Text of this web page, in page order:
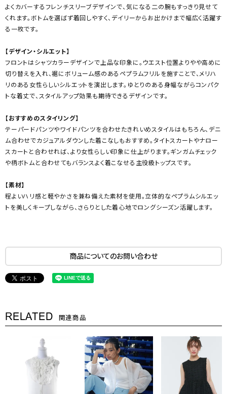
よくカバーするフレンチスリーブデザインで、気になる二の腕もすっきり見せて
くれます。ボトムを選ばず着回しやすく、デイリーからお出かけまで幅広く活躍す
る一枚です。
【デザイン・シルエット】
フロントはシャツカラーデザインで上品な印象に。ウエスト位置よりやや高めに
切り替えを入れ、裾にボリューム感のあるペプラムフリルを施すことで、メリハ
リのある女性らしいシルエットを演出します。ゆとりのある身幅ながらコンパク
トな着丈で、スタイルアップ効果も期待できるデザインです。
【おすすめのスタイリング】
テーパードパンツやワイドパンツを合わせたきれいめスタイルはもちろん、デニ
ム合わせでカジュアルダウンした着こなしもおすすめ。タイトスカートやナロー
スカートと合わせれば、より女性らしい印象に仕上がります。ギンガムチェック
や柄ボトムと合わせてもバランスよく着こなせる主役級トップスです。
【素材】
程よいハリ感と軽やかさを兼ね備えた素材を使用。立体的なペプラムシルエッ
トを美しくキープしながら、さらりとした着心地でロングシーズン活躍します。
商品についてのお問い合わせ
RELATED 関連商品